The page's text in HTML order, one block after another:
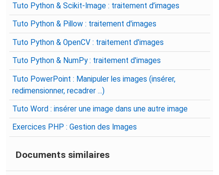
Tuto Python & Scikit-Image : traitement d’images
Tuto Python & Pillow : traitement d'images
Tuto Python & OpenCV : traitement d'images
Tuto Python & NumPy : traitement d'images
Tuto PowerPoint : Manipuler les images (insérer,
redimensionner, recadrer ...)
Tuto Word : insérer une image dans une autre image
Exercices PHP : Gestion des Images
Documents similaires